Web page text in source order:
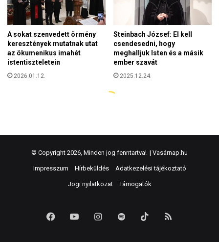
© Copyright 2026, Minden jog fenntartva! | Vasárnap.hu
Impresszum Hírbeküldés Adatkezelési tájékoztató
Jogi nyilatkozat Támogatók
FacebookYouTubeInstagram
Spotify TikTok